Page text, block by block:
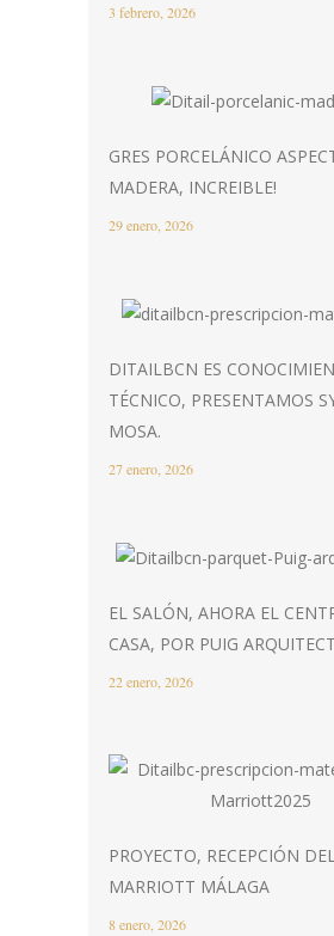
3 febrero, 2026
GRES PORCELÁNICO
MADERA, INCREIBLE!
29 enero, 2026
DITAILBCN ES
TÉCNICO, PRESENTAMOS
MOSA.
27 enero, 2026
EL SALÓN, AHORA EL
CASA, POR PUIG
22 enero, 2026
PROYECTO, RECEPCIÓN
MARRIOTT MÁLAGA
8 enero, 2026